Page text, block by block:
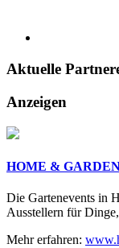
Aktuelle
Anzeigen
HOME &
Die Gartenevents in
Ausstellern für
Mehr erfahren: